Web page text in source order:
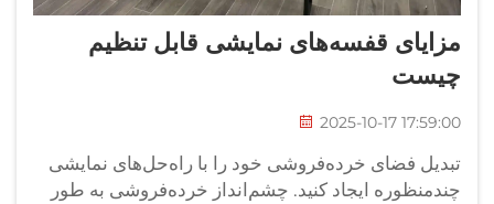
مزایای قفسه‌های نمایشی قابل تنظیم
چیست
2025-10-17 17:59:00
تبدیل فضای خرده‌فروشی خود را با راه‌حل‌های نمایشی
چندمنظوره ایجاد کنید. چشم‌انداز خرده‌فروشی به طور